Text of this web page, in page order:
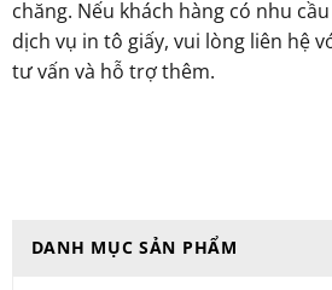
chăng. Nếu khách hàng có nhu
dịch vụ in tô giấy, vui lòng liên hệ
tư vấn và hỗ trợ thêm.
DANH MỤC SẢN PHẨM